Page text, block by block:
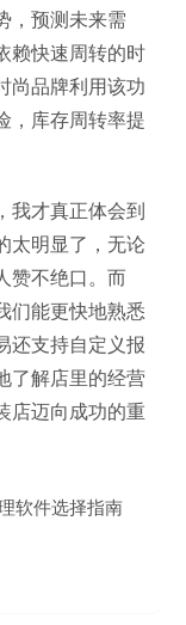
，预测未来需
赖快速周转的时
尚品牌利用该功
，库存周转率提
我才真正体会到
太明显了，无论
赞不绝口。而
们能更快地熟悉
还支持自定义报
了解店里的经营
店迈向成功的重
软件选择指南